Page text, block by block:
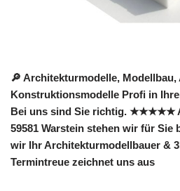
🔎 Architekturmodelle,
Konstruktionsmodelle Profi in
Bei uns sind Sie richtig. ★★★★★
59581 Warstein stehen wir für Sie
wir Ihr Architekturmodellbauer &
Termintreue zeichnet uns aus